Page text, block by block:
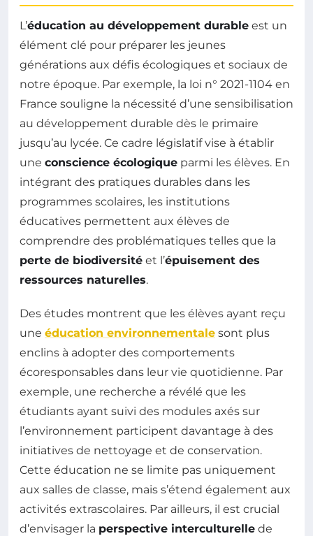
L’éducation au développement durable est un
élément clé pour préparer les jeunes
générations aux défis écologiques et sociaux de
notre époque. Par exemple, la loi n° 2021-1104 en
France souligne la nécessité d’une sensibilisation
au développement durable dès le primaire
jusqu’au lycée. Ce cadre législatif vise à établir
une conscience écologique parmi les élèves. En
intégrant des pratiques durables dans les
programmes scolaires, les institutions
éducatives permettent aux élèves de
comprendre des problématiques telles que la
perte de biodiversité et l’épuisement des
ressources naturelles.
Des études montrent que les élèves ayant reçu
une éducation environnementale sont plus
enclins à adopter des comportements
écoresponsables dans leur vie quotidienne. Par
exemple, une recherche a révélé que les
étudiants ayant suivi des modules axés sur
l’environnement participent davantage à des
initiatives de nettoyage et de conservation.
Cette éducation ne se limite pas uniquement
aux salles de classe, mais s’étend également aux
activités extrascolaires. Par ailleurs, il est crucial
d’envisager la perspective interculturelle de